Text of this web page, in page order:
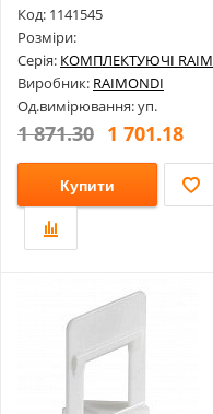
Код: 1141545
Розміри:
Серія: КОМПЛЕКТУЮЧІ RAIMONDI
Виробник: RAIMONDI
Од.вимірювання: уп.
1 871.30 1 701.18
Купити